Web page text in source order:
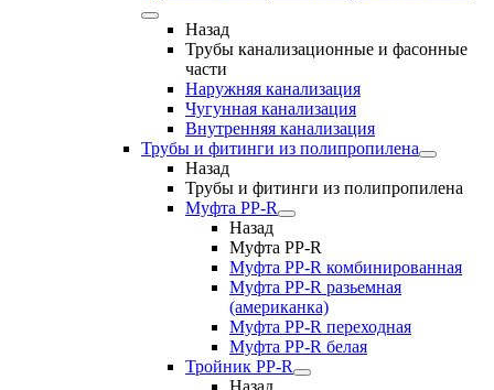
Назад
Трубы канализационные и фасонные
части
Наружняя канализация
Чугунная канализация
Внутренняя канализация
Трубы и фитинги из полипропилена
Назад
Трубы и фитинги из полипропилена
Муфта PP-R
Назад
Муфта PP-R
Муфта РР-R комбинированная
Муфта РР-R разьемная
(американка)
Муфта РР-R переходная
Муфта РР-R белая
Тройник PP-R
Назад